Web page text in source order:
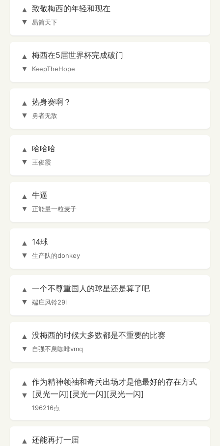
▲
▼
致敬梅西的年轻和现在
易简天下
▲
▼
梅西在5届世界杯完成破门
KeepTheHope
▲
▼
热身赛啊？
勇者无敌
▲
▼
哈哈哈
王俊霞
▲
▼
牛逼
正能量一粒麦子
▲
▼
14球
生产队的donkey
▲
▼
一个不尊重国人的球星还是算了吧
端庄风铃29i
▲
▼
没梅西的时候大多数都是不重要的比赛
自强不息咖啡vmq
▲
▼
作为精神领袖和奇兵出场才是他最好的存在方式
[灵光一闪][灵光一闪][灵光一闪]
196216点
▲
还能再打一届